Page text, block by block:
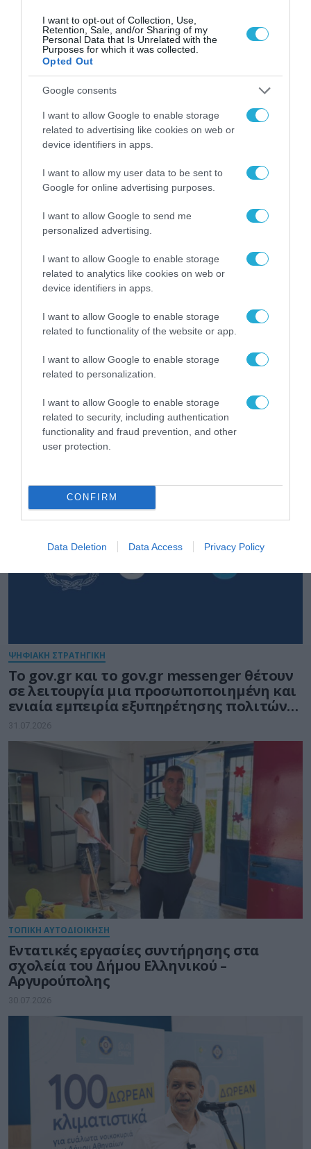
I want to opt-out of Collection, Use,
Retention, Sale, and/or Sharing of my
Personal Data that Is Unrelated with the
Purposes for which it was collected.
Opted Out
Google consents
I want to allow Google to enable storage
related to advertising like cookies on web or
device identifiers in apps.
I want to allow my user data to be sent to
Google for online advertising purposes.
I want to allow Google to send me
personalized advertising.
I want to allow Google to enable storage
related to analytics like cookies on web or
device identifiers in apps.
I want to allow Google to enable storage
related to functionality of the website or app.
I want to allow Google to enable storage
related to personalization.
I want to allow Google to enable storage
related to security, including authentication
functionality and fraud prevention, and other
user protection.
CONFIRM
Data Deletion Data Access Privacy Policy
ΨΗΦΙΑΚΗ ΣΤΡΑΤΗΓΙΚΗ
Το Υπουργείο Ψηφιακής Διακυβέρνησης
για πρώτη φορά τους βασικούς άξονες του
νέου Εθνικού Διαστημικού Προγράμματος
31.07.2026
ΔΗΜΟΣΙΑ ΔΙΟΙΚΗΣΗ
Συντονισμένες δράσεις, κοινός στόχος:
ασφαλέστερες μετακινήσεις για όλους
31.07.2026
ΨΗΦΙΑΚΗ ΣΤΡΑΤΗΓΙΚΗ
Το gov.gr και το gov.gr messenger θέτουν
σε λειτουργία μια προσωποποιημένη και
ενιαία εμπειρία εξυπηρέτησης πολιτών
και επιχειρήσεων
31.07.2026
ΤΟΠΙΚΗ ΑΥΤΟΔΙΟΙΚΗΣΗ
Εντατικές εργασίες συντήρησης στα
σχολεία του Δήμου Ελληνικού –
Αργυρούπολης
30.07.2026